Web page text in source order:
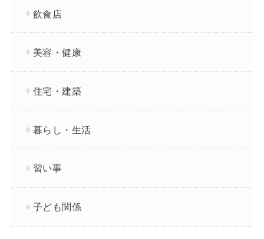
飲食店
美容・健康
住宅・建築
暮らし・生活
習い事
子ども関係